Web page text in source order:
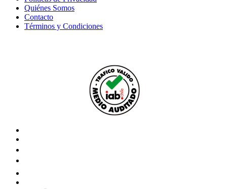
Quiénes Somos
Contacto
Términos y Condiciones